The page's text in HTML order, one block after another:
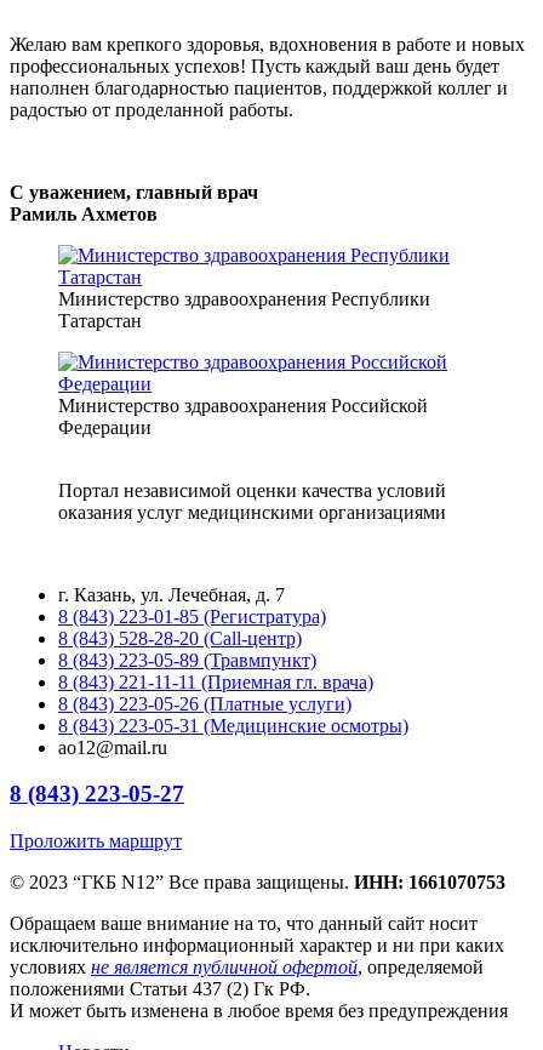
Желаю вам крепкого здоровья, вдохновения в работе и новых
профессиональных успехов! Пусть каждый ваш день будет
наполнен благодарностью пациентов, поддержкой коллег и
радостью от проделанной работы.
С уважением, главный врач
Рамиль Ахметов
Министерство здравоохранения Республики
Татарстан
Министерство здравоохранения Российской
Федерации
Портал независимой оценки качества условий
оказания услуг медицинскими организациями
г. Казань, ул. Лечебная, д. 7
8 (843) 223-01-85 (Регистратура)
8 (843) 528-28-20 (Call-центр)
8 (843) 223-05-89 (Травмпункт)
8 (843) 221-11-11 (Приемная гл. врача)
8 (843) 223-05-26 (Платные услуги)
8 (843) 223-05-31 (Медицинские осмотры)
ao12@mail.ru
8 (843) 223-05-27
Проложить маршрут
© 2023 “ГКБ N12” Все права защищены. ИНН: 1661070753
Обращаем ваше внимание на то, что данный сайт носит
исключительно информационный характер и ни при каких
условиях не является публичной офертой, определяемой
положениями Статьи 437 (2) Гк РФ.
И может быть изменена в любое время без предупреждения